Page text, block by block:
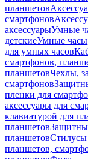
планшетов
смартфонов
аксессуарыУмные
детскиеУмные
для умных часов
смартфонов,
планшетовЧехлы,
смартфонов
пленки для
аксессуары для
клавиатурой для
планшетов
планшетовСтилусы
планшетов,